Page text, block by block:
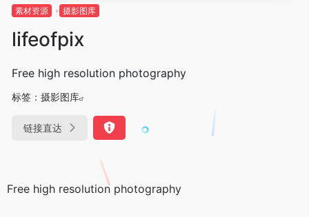
素材资源 摄影图库
lifeofpix
Free high resolution photography
标签： 摄影图库
链接直达
Free high resolution photography